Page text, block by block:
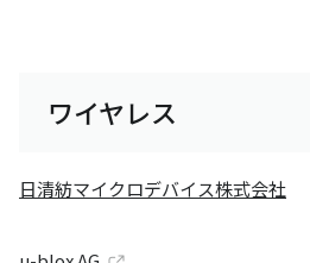
ワイヤレス
日清紡マイクロデバイス株式会社